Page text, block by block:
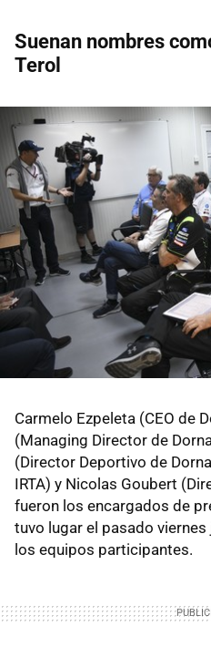
Suenan nombres
Terol
Carmelo Ezpeleta (CEO de
(Managing Director de
(Director Deportivo de
IRTA) y Nicolas Goubert
fueron los encargados de
tuvo lugar el pasado
los equipos participantes.